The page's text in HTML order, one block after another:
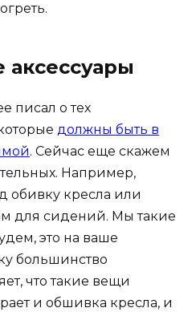
писал о тех
должны быть в
. Сейчас еще скажем
Например,
обивку кресла или
для сидений. Мы такие
это на ваше
большинство
что такие вещи
и обшивка кресла, и